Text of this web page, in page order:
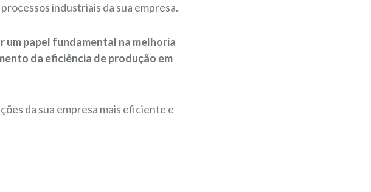
processos industriais da sua empresa.
um papel fundamental na melhoria
da eficiência de produção em
da sua empresa mais eficiente e